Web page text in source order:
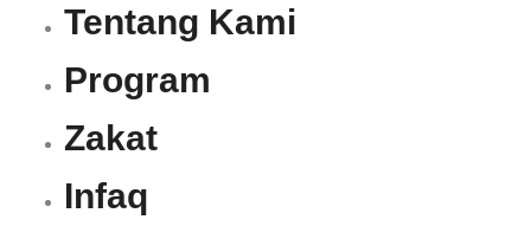
Tentang Kami
Program
Zakat
Infaq